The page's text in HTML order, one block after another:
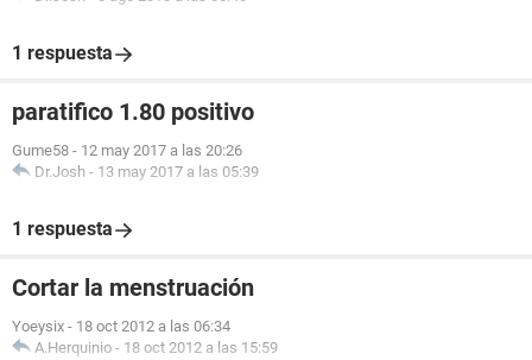
1 respuesta
paratifico 1.80 positivo
Gume58 - 12 may 2017 a las 20:26
Dr.Josh - 13 may 2017 a las 05:39
1 respuesta
Cortar la menstruación
Yoeysix - 18 oct 2012 a las 06:34
A.Herquinio - 18 oct 2012 a las 15:59